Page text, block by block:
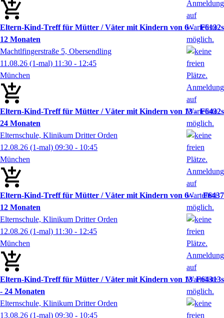
Eltern-Kind-Treff für Mütter / Väter mit Kindern von 6 -
12 Monaten
F6132s
Machtlfingerstraße 5, Obersendling
11.08.26 (1-mal) 11:30 - 12:45
München
Eltern-Kind-Treff für Mütter / Väter mit Kindern von 13 -
24 Monaten
F6432s
Elternschule, Klinikum Dritter Orden
12.08.26 (1-mal) 09:30 - 10:45
München
Eltern-Kind-Treff für Mütter / Väter mit Kindern von 6 -
12 Monaten
F6437
Elternschule, Klinikum Dritter Orden
12.08.26 (1-mal) 11:30 - 12:45
München
Eltern-Kind-Treff für Mütter / Väter mit Kindern von 13
- 24 Monaten
F64313s
Elternschule, Klinikum Dritter Orden
13.08.26 (1-mal) 09:30 - 10:45